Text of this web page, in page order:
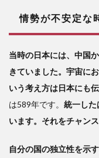
情勢が不安定な
当時の日本には、中国
きていました。宇宙に
いう考え方は日本にも
は589年です。 統一した
います。それをチャン
自分の国の独立性を示